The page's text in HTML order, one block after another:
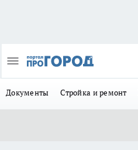
Документы Стройка и ремонт